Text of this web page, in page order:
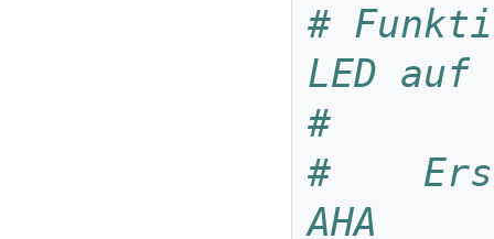
#
LED
#
#
AHA